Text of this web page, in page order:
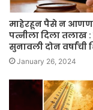
माहेरहून पैसे न
पत्नीला दिला तलाख :
सुनावली दोन वर्षांची
January 26, 2024